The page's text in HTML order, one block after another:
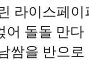
라이스페
어 돌돌 만다
쌈을 반으